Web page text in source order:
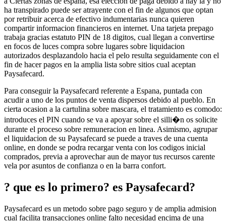
ha transpirado puede ser atrayente con el fin de algunos que optan
por retribuir acerca de efectivo indumentarias nunca quieren
compartir informacion financieros en internet. Una tarjeta prepago
trabaja gracias estatuto PIN de 18 digitos, cual llegan a convertirse
en focos de luces compra sobre lugares sobre liquidacion
autorizados desplazandolo hacia el pelo resulta seguidamente con el
fin de hacer pagos en la amplia lista sobre sitios cual aceptan
Paysafecard.
Para conseguir la Paysafecard referente a Espana, puntada con
acudir a uno de los puntos de venta dispersos debido al pueblo. En
cierta ocasion a la cartulina sobre mascara, el tratamiento es comodo:
introduces el PIN cuando se va a apoyar sobre el silli�n os solicite
durante el proceso sobre remuneracion en linea. Asimismo, agrupar
el liquidacion de su Paysafecard se puede a traves de una cuenta
online, en donde se podra recargar venta con los codigos inicial
comprados, previa a aprovechar aun de mayor tus recursos carente
vela por asuntos de confianza o en la barra confort.
? que es lo primero? es Paysafecard?
Paysafecard es un metodo sobre pago seguro y de amplia admision
cual facilita transacciones online falto necesidad encima de una